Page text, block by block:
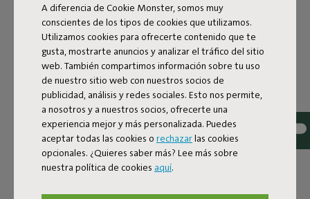
A diferencia de Cookie Monster, somos muy
conscientes de los tipos de cookies que utilizamos.
Utilizamos cookies para ofrecerte contenido que te
gusta, mostrarte anuncios y analizar el tráfico del sitio
web. También compartimos información sobre tu uso
de nuestro sitio web con nuestros socios de
publicidad, análisis y redes sociales. Esto nos permite,
a nosotros y a nuestros socios, ofrecerte una
experiencia mejor y más personalizada. Puedes
aceptar todas las cookies o rechazarlas cookies
opcionales. ¿Quieres saber más? Lee más sobre
nuestra política de cookies aquí.
Tejido bouclé
El Sumo Sofa Bouclé está hecho de poliéster reciclado
con una lujosa textura bouclé. La tela es súper resistente,
duradera y está tejida con hilos en diferentes tonos para
un bonito efecto mélange. Suave y cómoda para dejarte
caer en ella, pero lo bastante firme como para ofrecer un
buen soporte. Para aún más confort, combínalo con un